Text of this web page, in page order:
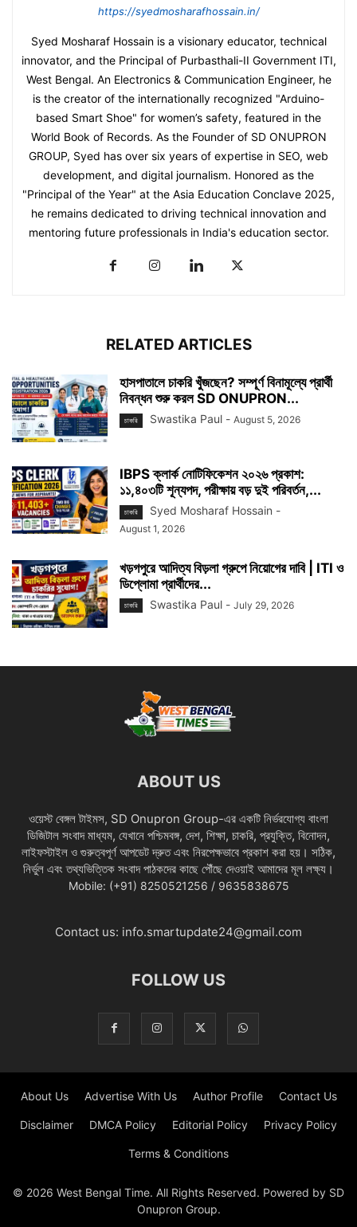
https://syedmosharafhossain.in/
Syed Mosharaf Hossain is a visionary educator, technical
innovator, and the Principal of Purbasthali-II Government ITI,
West Bengal. An Electronics & Communication Engineer, he
is the creator of the internationally recognized "Arduino-
based Smart Shoe" for women’s safety, featured in the
World Book of Records. As the Founder of SD ONUPRON
GROUP, Syed has over six years of expertise in SEO, web
development, and digital journalism. Honored as the
"Principal of the Year" at the Asia Education Conclave 2025,
he remains dedicated to driving technical innovation and
mentoring future professionals in India's education sector.
RELATED ARTICLES
হাসপাতালে চাকরি খুঁজছেন? সম্পূর্ণ বিনামূল্যে প্রার্থী
নিবন্ধন শুরু করল SD ONUPRON...
চাকরি Swastika Paul - August 5, 2026
IBPS ক্লার্ক নোটিফিকেশন ২০২৬ প্রকাশ:
১১,৪০৩টি শূন্যপদ, পরীক্ষায় বড় দুই পরিবর্তন,...
চাকরি Syed Mosharaf Hossain -
August 1, 2026
খড়গপুরে আদিত্য বিড়লা গ্রুপে নিয়োগের দাবি | ITI ও
ডিপ্লোমা প্রার্থীদের...
চাকরি Swastika Paul - July 29, 2026
ABOUT US
ওয়েস্ট বেঙ্গল টাইমস, SD Onupron Group-এর একটি নির্ভরযোগ্য বাংলা
ডিজিটাল সংবাদ মাধ্যম, যেখানে পশ্চিমবঙ্গ, দেশ, শিক্ষা, চাকরি, প্রযুক্তি, বিনোদন,
লাইফস্টাইল ও গুরুত্বপূর্ণ আপডেট দ্রুত এবং নিরপেক্ষভাবে প্রকাশ করা হয়। সঠিক,
নির্ভুল এবং তথ্যভিত্তিক সংবাদ পাঠকদের কাছে পৌঁছে দেওয়াই আমাদের মূল লক্ষ্য।
Mobile: (+91) 8250521256 / 9635838675
Contact us: info.smartupdate24@gmail.com
FOLLOW US
About Us Advertise With Us Author Profile Contact Us
Disclaimer DMCA Policy Editorial Policy Privacy Policy
Terms & Conditions
© 2026 West Bengal Time. All Rights Reserved. Powered by SD
Onupron Group.